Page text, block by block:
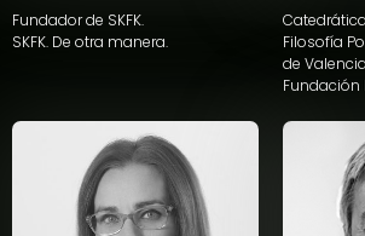
Fundador de SKFK.
SKFK. De otra manera.
Filosofía
de
Fundación